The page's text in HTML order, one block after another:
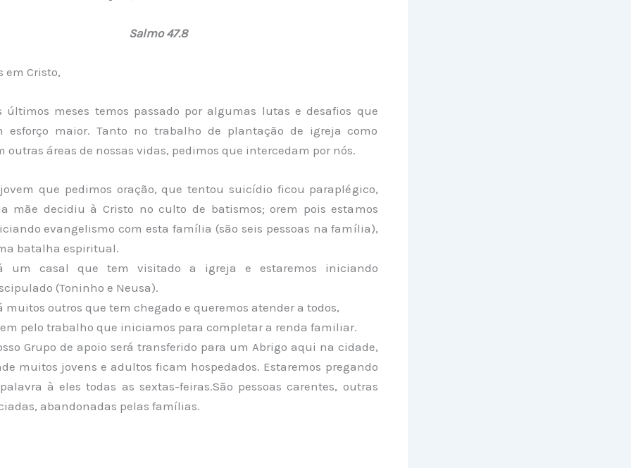
Salmo 47.8
em Cristo,
últimos meses temos passado por algumas lutas e desafios que
esforço maior. Tanto no trabalho de plantação de igreja como
outras áreas de nossas vidas, pedimos que intercedam por nós.
que pedimos oração, que tentou suicídio ficou paraplégico,
mãe decidiu à Cristo no culto de batismos; orem pois estamos
evangelismo com esta família (são seis pessoas na família),
batalha espiritual.
um casal que tem visitado a igreja e estaremos iniciando
(Toninho e Neusa).
muitos outros que tem chegado e queremos atender a todos,
pelo trabalho que iniciamos para completar a renda familiar.
Grupo de apoio será transferido para um Abrigo aqui na cidade,
muitos jovens e adultos ficam hospedados. Estaremos pregando
à eles todas as sextas-feiras.São pessoas carentes, outras
abandonadas pelas famílias.